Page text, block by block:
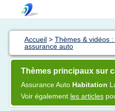
Accueil > Thèmes & vidéos
assurance auto
Thèmes principaux sur
Assurance Auto Habitation
Voir également les articles